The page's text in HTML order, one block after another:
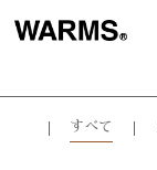
すべて